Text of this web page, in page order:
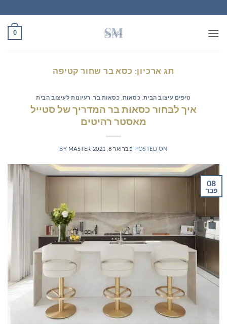
to
content
0
תג ארכיון: כסא בר שחור קטיפה
טיפים עיצוב הבית כסאות כסאות בר, רעיונות לעיצוב הבית
איך לבחור כסאות בר המדריך של סטייל
מאסטר רהיטים
POSTED ON פברואר 8, 2021 BY MASTER
08
פבר